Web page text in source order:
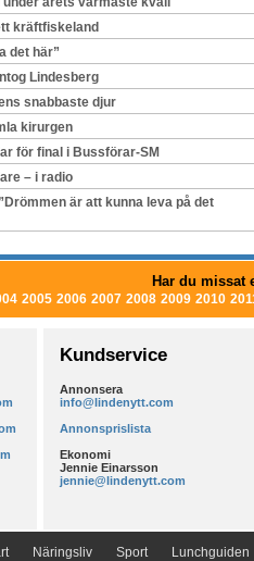
kräftfiskeland
det här”
Lindesberg
snabbaste djur
kirurgen
för final i Bussförar-SM
– i radio
är att kunna leva på det
Har du missat
2005 2006 2007 2008 2009 2010
Kundservice
Annonsera
info@lindenytt.com
Annonsprislista
Ekonomi
Jennie Einarsson
jennie@lindenytt.com
Näringsliv Sport Lunchguiden